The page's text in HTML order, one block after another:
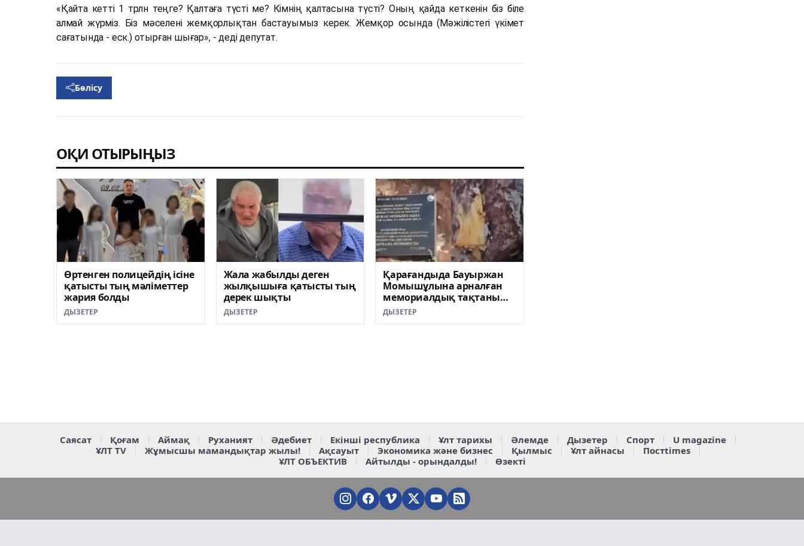
«Қайта кетті 1 трлн теңге? Қалтаға түсті ме? Кімнің қалтасына түсті? Оның қайда кеткенін біз біле
алмай жүрміз. Біз мәселені жемқорлықтан бастауымыз керек. Жемқор осында (Мәжілістегі үкімет
сағатында - еск.) отырған шығар», - деді депутат.
Бөлісу
ОҚИ ОТЫРЫҢЫЗ
Өртенген полицейдің ісіне
қатысты тың мәліметтер
жария болды
ДЫЗЕТЕР
Жала жабылды деген
жылқышыға қатысты тың
дерек шықты
ДЫЗЕТЕР
Қарағандыда Бауыржан
Момышұлына арналған
мемориалдық тақтаны
таспен ұрып сындырған
ДЫЗЕТЕР
Саясат Қоғам Аймақ Руханият Әдебиет Екінші республика Ұлт тарихы Әлемде Дызетер Спорт
U magazine
ҰЛТ TV
Жұмысшы мамандықтар жылы! Ақсауыт Экономика және бизнес Қылмыс Ұлт айнасы
Постtimes
ҰЛТ ОБЪЕКТИВ
Айтылды - орындалды! Өзекті